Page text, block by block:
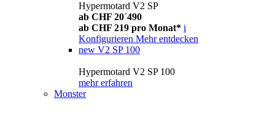
Hypermotard V2 SP
ab CHF 20´490
ab CHF 219 pro Monat* i
Konfigurieren Mehr entdecken
new V2 SP 100
Hypermotard V2 SP 100
mehr erfahren
Monster